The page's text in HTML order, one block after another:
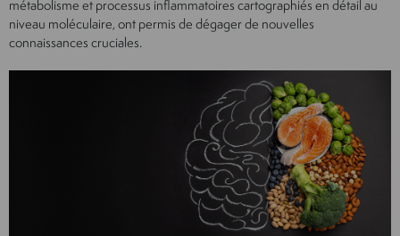
métabolisme et processus inflammatoires cartographiés en détail au
niveau moléculaire, ont permis de dégager de nouvelles
connaissances cruciales.